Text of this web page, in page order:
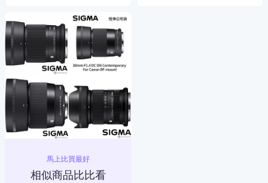
馬上比買最好
相似商品比比看